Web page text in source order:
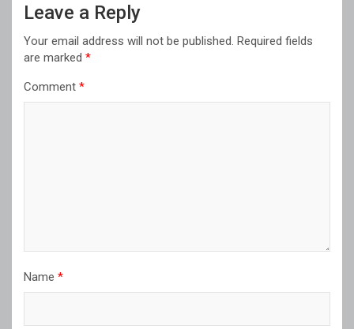
Leave a Reply
Your email address will not be published. Required fields
are marked *
Comment *
Name *